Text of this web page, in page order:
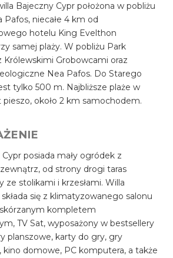
Bajeczny Cypr położona w pobliżu
niecałe 4 km od
hotelu King Evelthon
samej plaży. W pobliżu Park
Królewskimi Grobowcami oraz
Nea Pafos. Do Starego
tylko 500 m. Najbliższe plaże w
pieszo, około 2 km samochodem.
posiada mały ogródek z
od strony drogi taras
ze stolikami i krzesłami. Willa
się z klimatyzowanego salonu
kompletem
TV Sat, wyposażony w bestsellery
planszowe, karty do gry, gry
domowe, PC komputera, a także